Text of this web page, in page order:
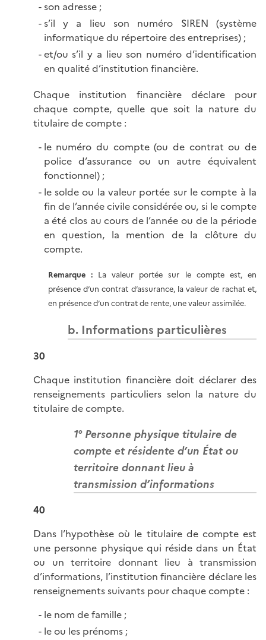
son adresse ;
s’il y a lieu son numéro SIREN (système
informatique du répertoire des entreprises) ;
et/ou s’il y a lieu son numéro d’identification
en qualité d’institution financière.
Chaque institution financière déclare pour
chaque compte, quelle que soit la nature du
titulaire de compte :
le numéro du compte (ou de contrat ou de
police d’assurance ou un autre équivalent
fonctionnel) ;
le solde ou la valeur portée sur le compte à la
fin de l’année civile considérée ou, si le compte
a été clos au cours de l’année ou de la période
en question, la mention de la clôture du
compte.
Remarque : La valeur portée sur le compte est, en
présence d’un contrat d’assurance, la valeur de rachat et,
en présence d’un contrat de rente, une valeur assimilée.
b. Informations particulières
30
Chaque institution financière doit déclarer des
renseignements particuliers selon la nature du
titulaire de compte.
1° Personne physique titulaire de
compte et résidente d’un État ou
territoire donnant lieu à
transmission d’informations
40
Dans l’hypothèse où le titulaire de compte est
une personne physique qui réside dans un État
ou un territoire donnant lieu à transmission
d’informations, l’institution financière déclare les
renseignements suivants pour chaque compte :
le nom de famille ;
le ou les prénoms ;